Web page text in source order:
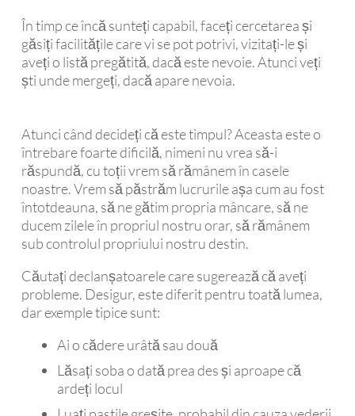
În timp ce încă sunteți capabil, faceți cercetarea și
găsiți facilitățile care vi se pot potrivi, vizitați-le și
aveți o listă pregătită, dacă este nevoie. Atunci veți
ști unde mergeți, dacă apare nevoia.
Atunci când decideți că este timpul? Aceasta este o
întrebare foarte dificilă, nimeni nu vrea să-i
răspundă, cu toții vrem să rămânem în casele
noastre. Vrem să păstrăm lucrurile așa cum au fost
întotdeauna, să ne gătim propria mâncare, să ne
ducem zilele în propriul nostru orar, să rămânem
sub controlul propriului nostru destin.
Căutați declanșatoarele care sugerează că aveți
probleme. Desigur, este diferit pentru toată lumea,
dar exemple tipice sunt:
Ai o cădere urâtă sau două
Lăsați soba o dată prea des și aproape că
ardeți locul